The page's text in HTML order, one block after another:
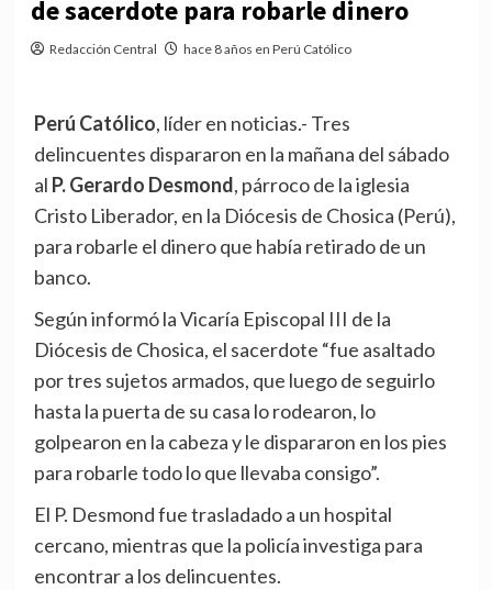
de sacerdote para robarle dinero
Redacción Central hace 8 años en Perú Católico
Perú Católico, líder en noticias.- Tres
delincuentes dispararon en la mañana del sábado
al P. Gerardo Desmond, párroco de la iglesia
Cristo Liberador, en la Diócesis de Chosica (Perú),
para robarle el dinero que había retirado de un
banco.
Según informó la Vicaría Episcopal III de la
Diócesis de Chosica, el sacerdote “fue asaltado
por tres sujetos armados, que luego de seguirlo
hasta la puerta de su casa lo rodearon, lo
golpearon en la cabeza y le dispararon en los pies
para robarle todo lo que llevaba consigo”.
El P. Desmond fue trasladado a un hospital
cercano, mientras que la policía investiga para
encontrar a los delincuentes.